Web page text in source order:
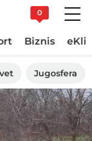
0
Biznis
Jugosfera